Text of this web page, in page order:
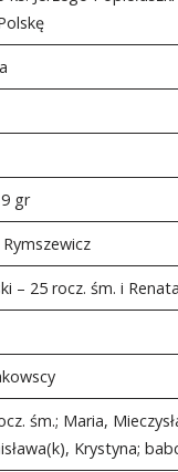
gr
– 25 rocz. śm. i
śm.; Maria,
Krystyna;